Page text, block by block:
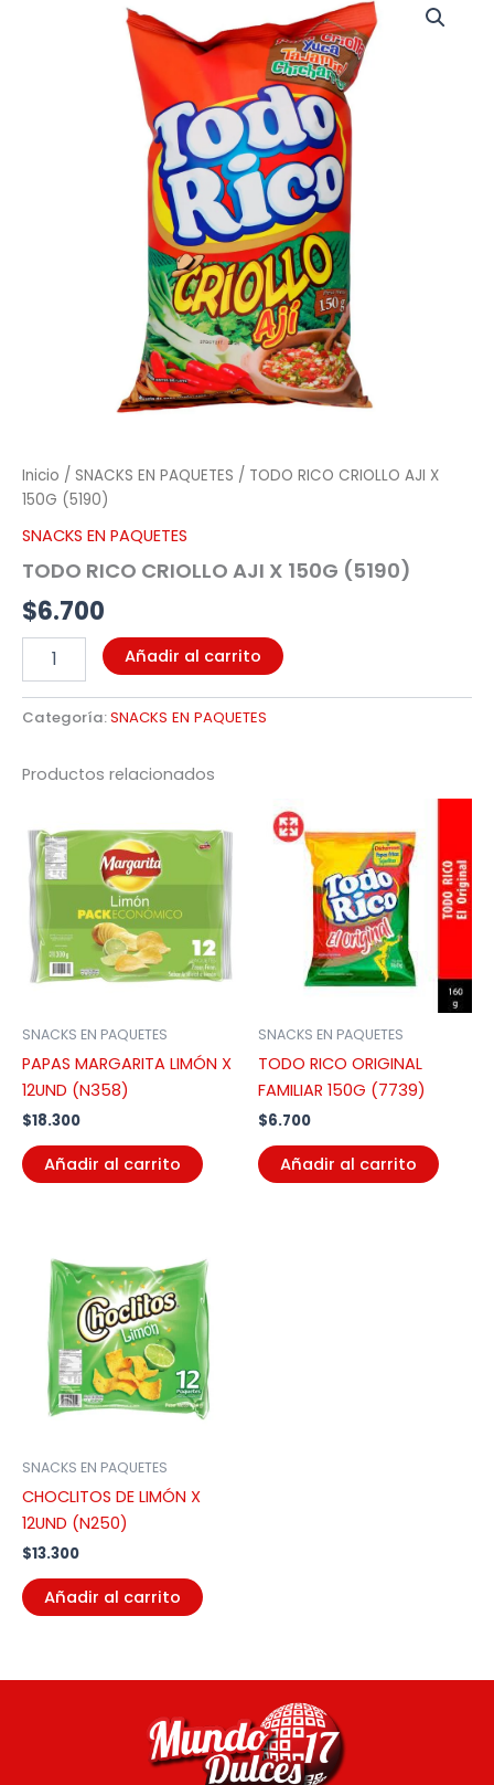
Inicio / SNACKS EN PAQUETES / TODO RICO CRIOLLO AJI X
150G (5190)
SNACKS EN PAQUETES
TODO RICO CRIOLLO AJI X 150G (5190)
$6.700
Añadir al carrito
Categoría:SNACKS EN PAQUETES
Productos relacionados
SNACKS EN PAQUETES
PAPAS MARGARITA LIMÓN X
12UND (N358)
$18.300
Añadir al carrito
SNACKS EN PAQUETES
TODO RICO ORIGINAL
FAMILIAR 150G (7739)
$6.700
Añadir al carrito
SNACKS EN PAQUETES
CHOCLITOS DE LIMÓN X
12UND (N250)
$13.300
Añadir al carrito